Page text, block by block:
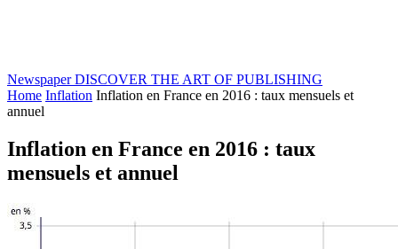
Newspaper DISCOVER THE ART OF PUBLISHING
Home Inflation Inflation en France en 2016 : taux mensuels et
annuel
Inflation en France en 2016 : taux
mensuels et annuel